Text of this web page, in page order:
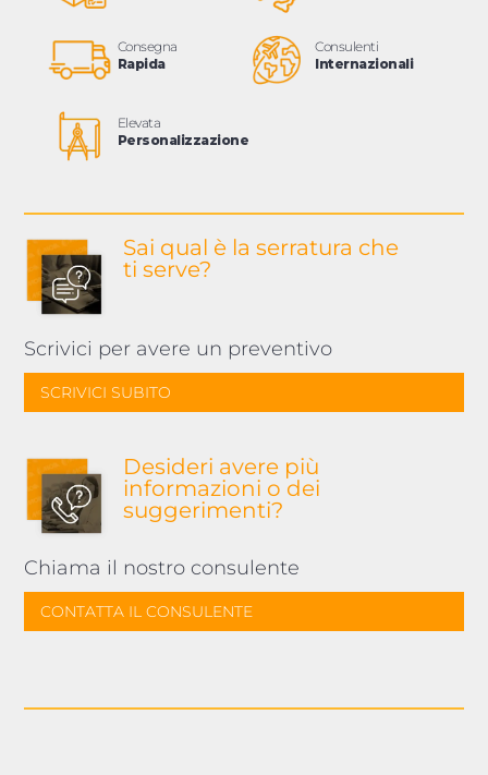
Consegna
Rapida
Consulenti
Internazionali
Elevata
Personalizzazione
Sai qual è la serratura che
ti serve?
Scrivici per avere un preventivo
SCRIVICI SUBITO
Desideri avere più
informazioni o dei
suggerimenti?
Chiama il nostro consulente
CONTATTA IL CONSULENTE